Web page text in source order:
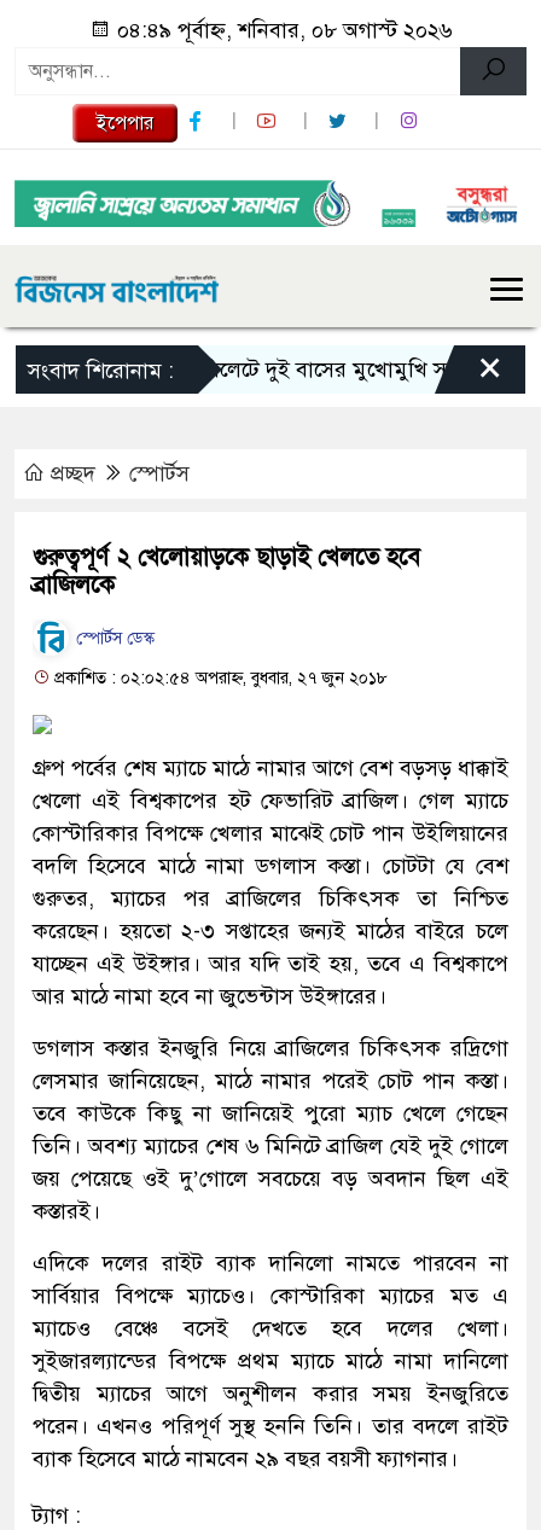
০৪:৪৯ পূর্বাহ্ন, শনিবার, ০৮ অগাস্ট ২০২৬
ইপেপার
সংবাদ শিরোনাম :সিলেটে দুই বাসের মুখোমুখি সংঘর্ষে নিহত
×
প্রচ্ছদ স্পোর্টস
গুরুত্বপূর্ণ ২ খেলোয়াড়কে ছাড়াই খেলতে হবে
ব্রাজিলকে
স্পোর্টস ডেস্ক
প্রকাশিত : ০২:০২:৫৪ অপরাহ্ন, বুধবার, ২৭ জুন ২০১৮
গ্রুপ পর্বের শেষ ম্যাচে মাঠে নামার আগে বেশ বড়সড় ধাক্কাই
খেলো এই বিশ্বকাপের হট ফেভারিট ব্রাজিল। গেল ম্যাচে
কোস্টারিকার বিপক্ষে খেলার মাঝেই চোট পান উইলিয়ানের
বদলি হিসেবে মাঠে নামা ডগলাস কস্তা। চোটটা যে বেশ
গুরুতর, ম্যাচের পর ব্রাজিলের চিকিৎসক তা নিশ্চিত
করেছেন। হয়তো ২-৩ সপ্তাহের জন্যই মাঠের বাইরে চলে
যাচ্ছেন এই উইঙ্গার। আর যদি তাই হয়, তবে এ বিশ্বকাপে
আর মাঠে নামা হবে না জুভেন্টাস উইঙ্গারের।
ডগলাস কস্তার ইনজুরি নিয়ে ব্রাজিলের চিকিৎসক রদ্রিগো
লেসমার জানিয়েছেন, মাঠে নামার পরেই চোট পান কস্তা।
তবে কাউকে কিছু না জানিয়েই পুরো ম্যাচ খেলে গেছেন
তিনি। অবশ্য ম্যাচের শেষ ৬ মিনিটে ব্রাজিল যেই দুই গোলে
জয় পেয়েছে ওই দু’গোলে সবচেয়ে বড় অবদান ছিল এই
কস্তারই।
এদিকে দলের রাইট ব্যাক দানিলো নামতে পারবেন না
সার্বিয়ার বিপক্ষে ম্যাচেও। কোস্টারিকা ম্যাচের মত এ
ম্যাচেও বেঞ্চে বসেই দেখতে হবে দলের খেলা।
সুইজারল্যান্ডের বিপক্ষে প্রথম ম্যাচে মাঠে নামা দানিলো
দ্বিতীয় ম্যাচের আগে অনুশীলন করার সময় ইনজুরিতে
পরেন। এখনও পরিপূর্ণ সুস্থ হননি তিনি। তার বদলে রাইট
ব্যাক হিসেবে মাঠে নামবেন ২৯ বছর বয়সী ফ্যাগনার।
ট্যাগ :